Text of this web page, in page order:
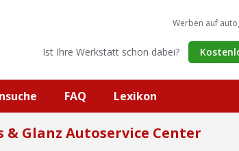
Werben auf
Ist Ihre Werkstatt schon dabei?
FAQ Lexikon
& Glanz Autoservice Center